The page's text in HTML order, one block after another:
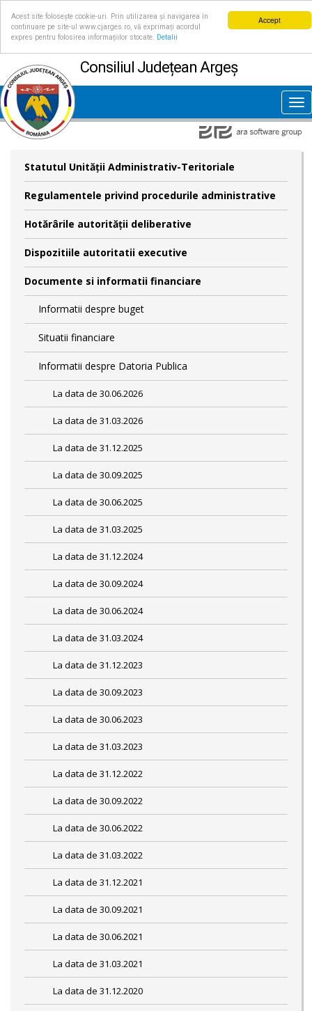
Accept
Acest site folosește cookie-uri. Prin utilizarea și navigarea în
continuare pe site-ul www.cjarges.ro, vă exprimați acordul
expres pentru folosirea informațiilor stocate.
Detalii
Consiliul Județean Argeș
Statutul Unităţii Administrativ-Teritoriale
Regulamentele privind procedurile administrative
Hotărârile autorităţii deliberative
Dispozitiile autoritatii executive
Documente si informatii financiare
Informatii despre buget
Situatii financiare
Informatii despre Datoria Publica
La data de 30.06.2026
La data de 31.03.2026
La data de 31.12.2025
La data de 30.09.2025
La data de 30.06.2025
La data de 31.03.2025
La data de 31.12.2024
La data de 30.09.2024
La data de 30.06.2024
La data de 31.03.2024
La data de 31.12.2023
La data de 30.09.2023
La data de 30.06.2023
La data de 31.03.2023
La data de 31.12.2022
La data de 30.09.2022
La data de 30.06.2022
La data de 31.03.2022
La data de 31.12.2021
La data de 30.09.2021
La data de 30.06.2021
La data de 31.03.2021
La data de 31.12.2020